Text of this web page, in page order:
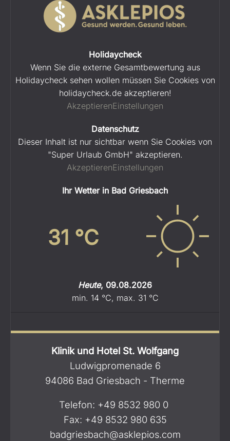
Holidaycheck
Wenn Sie die externe Gesamtbewertung aus
Holidaycheck sehen wollen müssen Sie Cookies von
holidaycheck.de akzeptieren!
AkzeptierenEinstellungen
Datenschutz
Dieser Inhalt ist nur sichtbar wenn Sie Cookies von
"Super Urlaub GmbH" akzeptieren.
AkzeptierenEinstellungen
Ihr Wetter in Bad Griesbach
31 °C
Heute, 09.08.2026
min. 14 °C, max. 31 °C
Klinik und Hotel St. Wolfgang
Ludwigpromenade 6
94086 Bad Griesbach - Therme
Telefon: +49 8532 980 0
Fax: +49 8532 980 635
badgriesbach@asklepios.com